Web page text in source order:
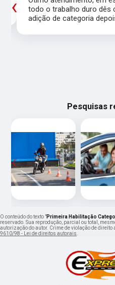
todo o trabalho duro dês
adição de categoria
‹
Pesquisas
‹
O conteúdo do texto "Primeira Habilitação
reservado. Sua reprodução, parcial ou total,
autorização do autor. Crime de violação de
9610/98 - Lei de direitos autorais